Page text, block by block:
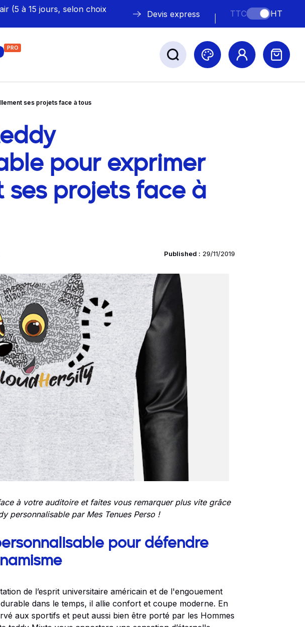
(5 à 15 jours, selon choix
Devis express TTC HT
PRO
ÉCORESPONSABLE
Labellisés et Certifiés
Made in Europe
Fabriqué en France
Nos marques
ses projets face à tous
pour exprimer
ses projets face à
Published : 29/11/2019
à votre auditoire et faites vous remarquer plus vite grâce
personnalisable par Mes Tenues Perso !
pour défendre
de l’esprit universitaire américain et de l'engouement
dans le temps, il allie confort et coupe moderne. En
aux sportifs et peut aussi bien être porté par les Hommes
le blog